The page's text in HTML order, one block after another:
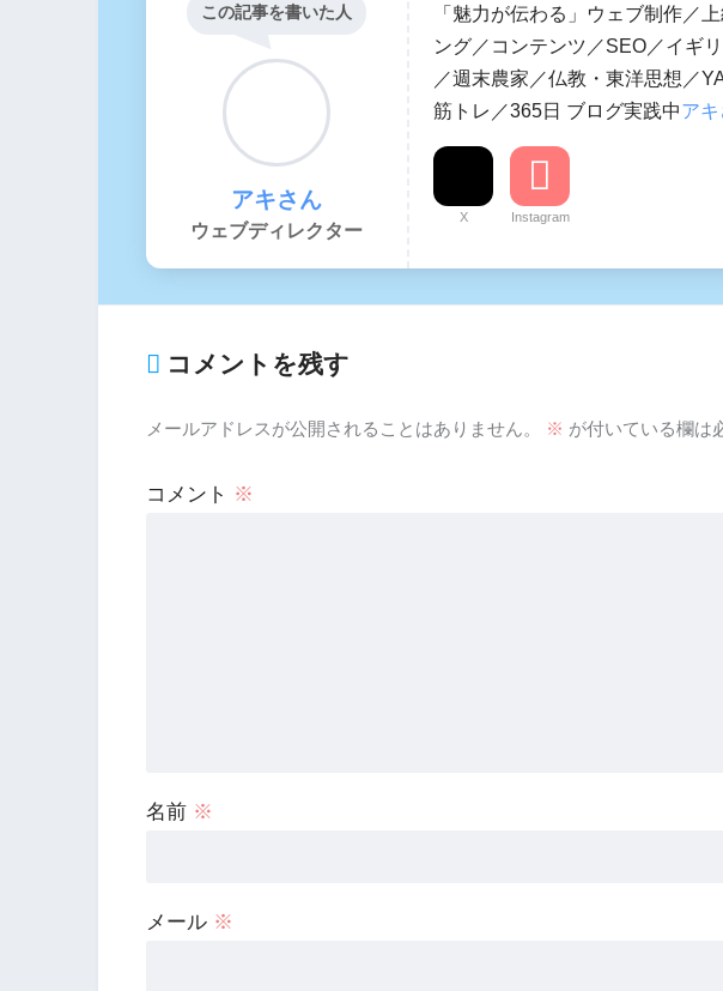
この記事を書いた人
アキさん
ウェブディレクター
「魅力が伝わる」ウェブ制作／
ング／コンテンツ／SEO／イギ
／週末農家／仏教・東洋思想／
筋トレ／365日 ブログ実践中ア
X Instagram
コメントを残す
メールアドレスが公開されることはありません。 ※ が付いている欄は
コメント ※
名前 ※
メール ※